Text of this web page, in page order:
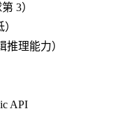
3）
推理能力）
API